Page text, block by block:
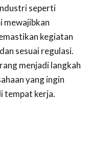
seperti
mewajibkan
kegiatan
sesuai regulasi.
menjadi langkah
yang ingin
tempat kerja.